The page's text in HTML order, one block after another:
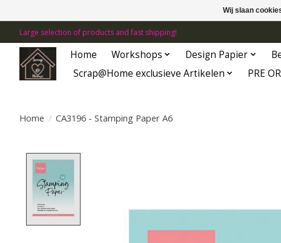
Large selection of products and fast shipping!
Home Workshops Design Papier
Scrap@Home exclusieve Artikelen
PRE
Home / CA3196 - Stamping Paper A6
Wij slaan